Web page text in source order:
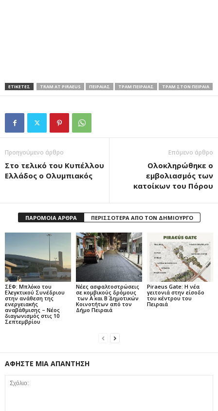
ΕΤΙΚΕΤΕΣ TRAM AT PIRAEUS ΠΕΙΡΑΙΑΣ ΤΡΑΜ ΠΕΙΡΑΙΑΣ ΤΡΑΜ ΣΤΟΝ ΠΕΙΡΑΙΑ
Προηγούμενο άρθρο
Στο τελικό του Κυπέλλου
Ελλάδος ο Ολυμπιακός
Επόμενο άρθρο
Ολοκληρώθηκε ο
εμβολιασμός των
κατοίκων του Πόρου
ΠΑΡΟΜΟΙΑ ΑΡΘΡΑ ΠΕΡΙΣΣΟΤΕΡΑ ΑΠΟ ΤΟΝ ΔΗΜΙΟΥΡΓΟ
ΣΕΦ: Μπλόκο του
Ελεγκτικού Συνέδριου
στην ανάθεση της
ενεργειακής
αναβάθμισης – Νέος
διαγωνισμός στις 10
Σεπτεμβρίου
Νέες ασφαλτοστρώσεις
σε κομβικούς δρόμους
των Α΄ και Β΄ Δημοτικών
Κοινοτήτων από τον
Δήμο Πειραιά
Piraeus Gate: Η νέα
γειτονιά στην είσοδο
του κέντρου του
Πειραιά
ΑΦΗΣΤΕ ΜΙΑ ΑΠΑΝΤΗΣΗ